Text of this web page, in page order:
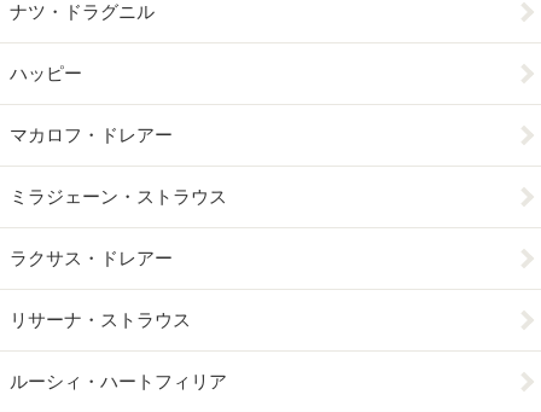
ナツ・ドラグニル
ハッピー
マカロフ・ドレアー
ミラジェーン・ストラウス
ラクサス・ドレアー
リサーナ・ストラウス
ルーシィ・ハートフィリア